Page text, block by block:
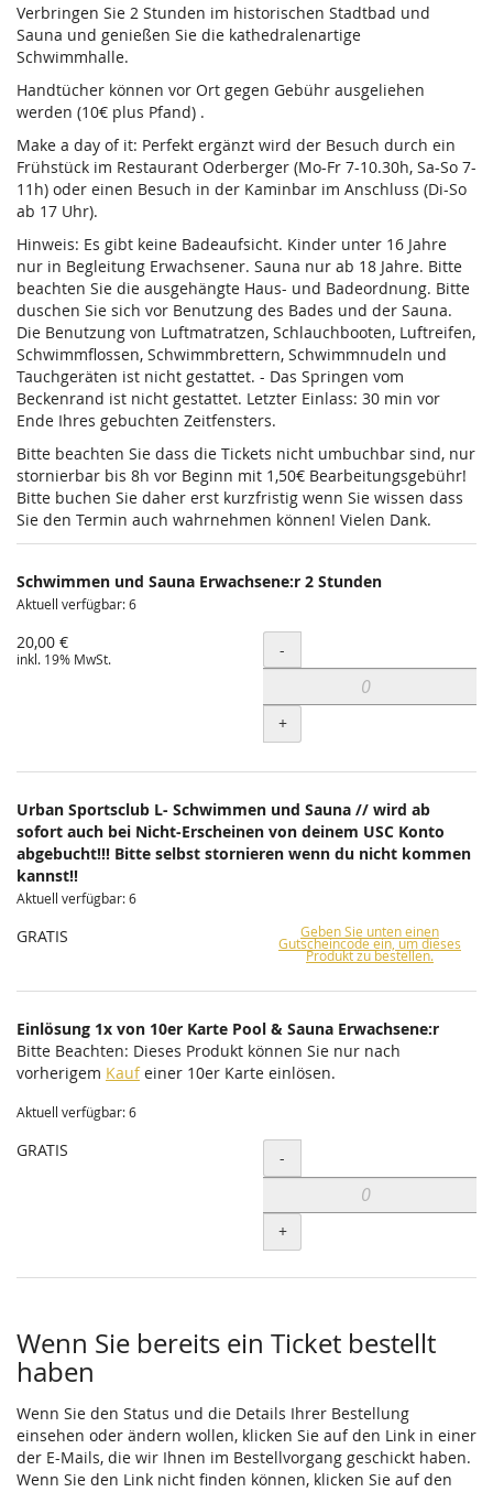
Verbringen Sie 2 Stunden im historischen Stadtbad und
Sauna und genießen Sie die kathedralenartige
Schwimmhalle.
Handtücher können vor Ort gegen Gebühr ausgeliehen
werden (10€ plus Pfand) .
Make a day of it: Perfekt ergänzt wird der Besuch durch ein
Frühstück im Restaurant Oderberger (Mo-Fr 7-10.30h, Sa-So 7-
11h) oder einen Besuch in der Kaminbar im Anschluss (Di-So
ab 17 Uhr).
Hinweis: Es gibt keine Badeaufsicht. Kinder unter 16 Jahre
nur in Begleitung Erwachsener. Sauna nur ab 18 Jahre. Bitte
beachten Sie die ausgehängte Haus- und Badeordnung. Bitte
duschen Sie sich vor Benutzung des Bades und der Sauna.
Die Benutzung von Luftmatratzen, Schlauchbooten, Luftreifen,
Schwimmflossen, Schwimmbrettern, Schwimmnudeln und
Tauchgeräten ist nicht gestattet. - Das Springen vom
Beckenrand ist nicht gestattet. Letzter Einlass: 30 min vor
Ende Ihres gebuchten Zeitfensters.
Bitte beachten Sie dass die Tickets nicht umbuchbar sind, nur
stornierbar bis 8h vor Beginn mit 1,50€ Bearbeitungsgebühr!
Bitte buchen Sie daher erst kurzfristig wenn Sie wissen dass
Sie den Termin auch wahrnehmen können! Vielen Dank.
Schwimmen und Sauna Erwachsene:r 2 Stunden
Aktuell verfügbar: 6
20,00 €
inkl. 19% MwSt. Menge
-
+
Urban Sportsclub L- Schwimmen und Sauna // wird ab
sofort auch bei Nicht-Erscheinen von deinem USC Konto
abgebucht!!! Bitte selbst stornieren wenn du nicht kommen
kannst!!
Aktuell verfügbar: 6
GRATIS Geben Sie unten einen
Gutscheincode ein, um dieses
Produkt zu bestellen.
Einlösung 1x von 10er Karte Pool & Sauna Erwachsene:r
Bitte Beachten: Dieses Produkt können Sie nur nach
vorherigem Kaufeiner 10er Karte einlösen.
Aktuell verfügbar: 6
GRATIS Menge
-
+
Wenn Sie bereits ein Ticket bestellt
haben
Wenn Sie den Status und die Details Ihrer Bestellung
einsehen oder ändern wollen, klicken Sie auf den Link in einer
der E-Mails, die wir Ihnen im Bestellvorgang geschickt haben.
Wenn Sie den Link nicht finden können, klicken Sie auf den